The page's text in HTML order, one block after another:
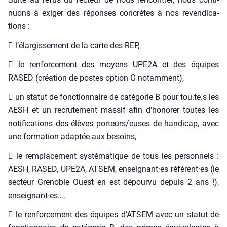
nuons à exi­ger des réponses concrètes à nos reven­di­ca­
tions :
 l’é­lar­gis­se­ment de la carte des REP,
 le ren­for­ce­ment des moyens UPE2A et des équipes
RASED (créa­tion de postes option G notam­ment),
 un sta­tut de fonc­tion­naire de caté­go­rie B pour tou.te.s les
AESH et un recru­te­ment mas­sif afin d’honorer toutes les
noti­fi­ca­tions des élèves porteurs/euses de han­di­cap, avec
une for­ma­tion adap­tée aux besoins,
 le rem­pla­ce­ment sys­té­ma­tique de tous les per­son­nels :
AESH, RASED, UPE2A, ATSEM, enseignant·es référent·es (le
sec­teur Gre­noble Ouest en est dépour­vu depuis 2 ans !),
enseignant·es…,
 le ren­for­ce­ment des équipes d’ATSEM avec un sta­tut de